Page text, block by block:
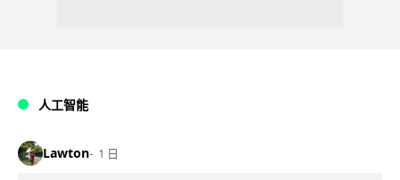
人工智能
Lawton 1 日